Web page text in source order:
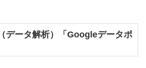
データ解析）「Googleデータポ